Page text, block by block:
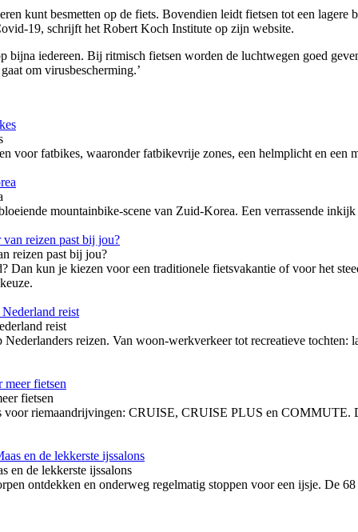
kunt besmetten op de fiets. Bovendien leidt fietsen tot een
19, schrijft het Robert Koch Institute op zijn website.
iedereen. Bij ritmisch fietsen worden de luchtwegen goed
om virusbescherming.’
voor fatbikes, waaronder fatbikevrije zones, een helmplicht en een
mountainbike-scene van Zuid-Korea. Een verrassende
reizen past bij jou?
Dan kun je kiezen voor een traditionele fietsvakantie of voor het
reist
reizen. Van woon-werkverkeer tot recreatieve
fietsen
voor riemaandrijvingen: CRUISE, CRUISE PLUS en COMMUTE.
en de lekkerste ijssalons
ontdekken en onderweg regelmatig stoppen voor een ijsje. De